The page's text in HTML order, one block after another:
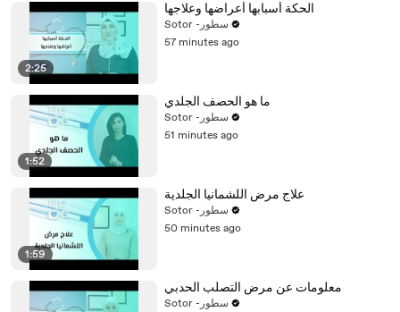
2:25
الحكة أسبابها أعراضها وعلاجها
Sotor -سطور
57 minutes ago
1:52
ما هو الحصف الجلدي
Sotor -سطور
51 minutes ago
1:59
علاج مرض اللشمانيا الجلدية
Sotor -سطور
50 minutes ago
معلومات عن مرض التصلب الحدبي
Sotor -سطور